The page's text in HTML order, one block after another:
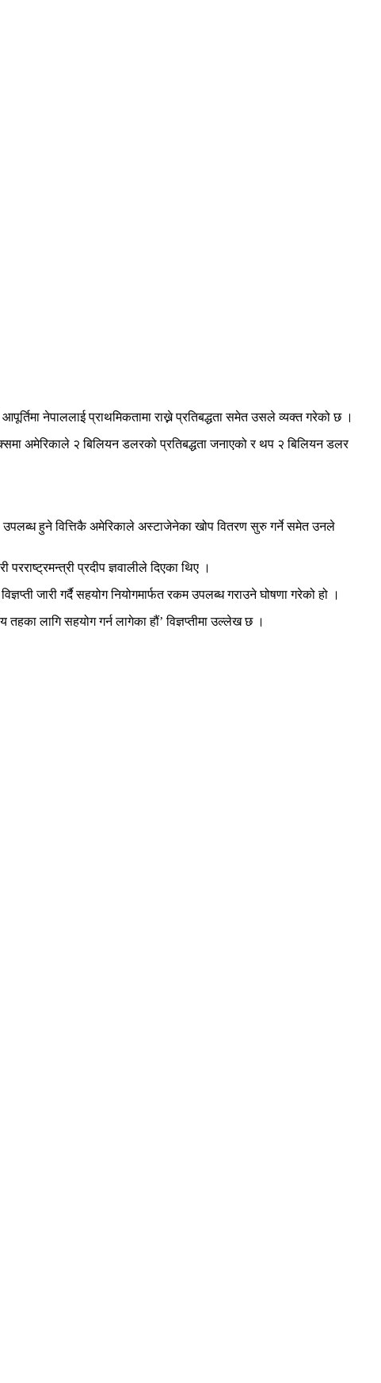
नेपाललाई प्राथमिकतामा राख्ने प्रतिबद्धता समेत उसले व्यक्त गरेको छ ।
अमेरिकाले २ बिलियन डलरको प्रतिबद्धता जनाएको र थप २ बिलियन डलर
उपलब्ध हुने वित्तिकै अमेरिकाले अस्टाजेनेका खोप वितरण सुरु गर्ने समेत उनले
प्रदीप ज्ञवालीले दिएका थिए ।
जारी गर्दै सहयोग नियोगमार्फत रकम उपलब्ध गराउने घोषणा गरेको हो ।
लागि सहयोग गर्न लागेका हौं’ विज्ञप्तीमा उल्लेख छ ।